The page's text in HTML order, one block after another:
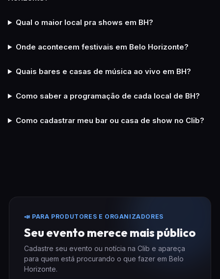
Qual o maior local pra shows em BH?
Onde acontecem festivais em Belo Horizonte?
Quais bares e casas de música ao vivo em BH?
Como saber a programação de cada local de BH?
Como cadastrar meu bar ou casa de show no Clib?
📣 PARA PRODUTORES E ORGANIZADORES
Seu evento merece mais público
Cadastre seu evento ou notícia na Clib e apareça
para quem está procurando o que fazer em Belo
Horizonte.